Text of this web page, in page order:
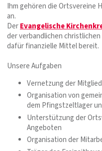
Ihm gehören die Ortsvereine
an.
DerEvangelische
der verbandlichen
dafür finanzielle Mittel bereit.
Unsere Aufgaben
Vernetzung der
Organisation von
dem Pfingstzeltlager
Unterstützung der
Angeboten
Organisation der